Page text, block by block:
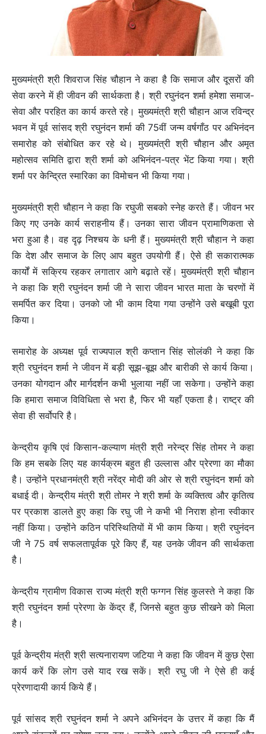
मुख्यमंत्री श्री शिवराज सिंह चौहान ने कहा है कि समाज और दूसरों की
सेवा करने में ही जीवन की सार्थकता है। श्री रघुनंदन शर्मा हमेशा समाज-
सेवा और परहित का कार्य करते रहे। मुख्यमंत्री श्री चौहान आज रविन्द्र
भवन में पूर्व सांसद श्री रघुनंदन शर्मा की 75वीं जन्म वर्षगाँठ पर अभिनंदन
समारोह को संबोधित कर रहे थे। मुख्यमंत्री श्री चौहान और अमृत
महोत्सव समिति द्वारा श्री शर्मा को अभिनंदन-पत्र भेंट किया गया। श्री
शर्मा पर केन्द्रित स्मारिका का विमोचन भी किया गया।
मुख्यमंत्री श्री चौहान ने कहा कि रघुजी सबको स्नेह करते हैं। जीवन भर
किए गए उनके कार्य सराहनीय हैं। उनका सारा जीवन प्रामाणिकता से
भरा हुआ है। वह दृढ़ निश्चय के धनी हैं। मुख्यमंत्री श्री चौहान ने कहा
कि देश और समाज के लिए आप बहुत उपयोगी हैं। ऐसे ही सकारात्मक
कार्यों में सक्रिय रहकर लगातार आगे बढ़ाते रहें। मुख्यमंत्री श्री चौहान
ने कहा कि श्री रघुनंदन शर्मा जी ने सारा जीवन भारत माता के चरणों में
समर्पित कर दिया। उनको जो भी काम दिया गया उन्होंने उसे बखूबी पूरा
किया।
समारोह के अध्यक्ष पूर्व राज्यपाल श्री कप्तान सिंह सोलंकी ने कहा कि
श्री रघुनंदन शर्मा ने जीवन में बड़ी सूझ-बूझ और बारीकी से कार्य किया।
उनका योगदान और मार्गदर्शन कभी भुलाया नहीं जा सकेगा। उन्होंने कहा
कि हमारा समाज विविधिता से भरा है, फिर भी यहाँ एकता है। राष्ट्र की
सेवा ही सर्वोपरि है।
केन्द्रीय कृषि एवं किसान-कल्याण मंत्री श्री नरेन्द्र सिंह तोमर ने कहा
कि हम सबके लिए यह कार्यक्रम बहुत ही उल्लास और प्रेरणा का मौका
है। उन्होंने प्रधानमंत्री श्री नरेंद्र मोदी की ओर से श्री रघुनंदन शर्मा को
बधाई दी। केन्द्रीय मंत्री श्री तोमर ने श्री शर्मा के व्यक्तित्व और कृतित्व
पर प्रकाश डालते हुए कहा कि रघु जी ने कभी भी निराश होना स्वीकार
नहीं किया। उन्होंने कठिन परिस्थितियों में भी काम किया। श्री रघुनंदन
जी ने 75 वर्ष सफलतापूर्वक पूरे किए हैं, यह उनके जीवन की सार्थकता
है।
केन्द्रीय ग्रामीण विकास राज्य मंत्री श्री फग्गन सिंह कुलस्ते ने कहा कि
श्री रघुनंदन शर्मा प्रेरणा के केंद्र हैं, जिनसे बहुत कुछ सीखने को मिला
है।
पूर्व केन्द्रीय मंत्री श्री सत्यनारायण जटिया ने कहा कि जीवन में कुछ ऐसा
कार्य करें कि लोग उसे याद रख सकें। श्री रघु जी ने ऐसे ही कई
प्रेरणादायी कार्य किये हैं।
पूर्व सांसद श्री रघुनंदन शर्मा ने अपने अभिनंदन के उत्तर में कहा कि मैं